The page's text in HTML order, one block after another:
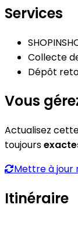
Services
Collecte
Dépôt
Vous
Actualisez
toujours
Mettre à jour
Itinéraire